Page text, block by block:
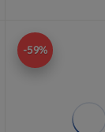
-59%